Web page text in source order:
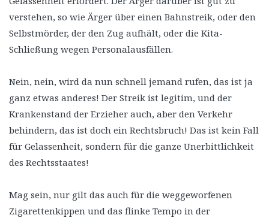
verstehen, so wie Ärger über einen Bahnstreik, oder den
Selbstmörder, der den Zug aufhält, oder die Kita-
Schließung wegen Personalausfällen.
Nein, nein, wird da nun schnell jemand rufen, das ist ja
ganz etwas anderes! Der Streik ist legitim, und der
Krankenstand der Erzieher auch, aber den Verkehr
behindern, das ist doch ein Rechtsbruch! Das ist kein Fall
für Gelassenheit, sondern für die ganze Unerbittlichkeit
des Rechtsstaates!
Mag sein, nur gilt das auch für die weggeworfenen
Zigarettenkippen und das flinke Tempo in der